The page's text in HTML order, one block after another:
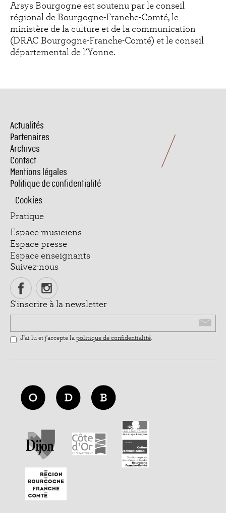
Arsys Bourgogne est soutenu par le conseil
régional de Bourgogne-Franche-Comté, le
ministère de la culture et de la communication
(DRAC Bourgogne-Franche-Comté) et le conseil
départemental de l’Yonne.
Menu
Pied
de
page
Actualités
Partenaires
Archives
Contact
Mentions légales
Politique de confidentialité
Cookies
Pratique
Espace musiciens
Espace presse
Espace enseignants
Suivez-nous
S'inscrire à la newsletter
J'ai lu et j'accepte la politique de confidentialité.